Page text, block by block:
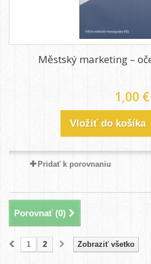
Městský marketing –
1,00 €
Vložiť do košíka
Pridať k porovnaniu
Porovnať (0)
Zobraziť všetko
1 2